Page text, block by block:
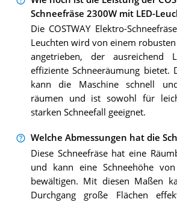
Schneefräse 2300W mit LED-
Die COSTWAY Elektro-
Leuchten wird von einem
angetrieben, der ausreichend
effiziente Schneeräumung bietet.
kann die Maschine schnell
räumen und ist sowohl für
starken Schneefall geeignet.
Welche Abmessungen hat die
Diese Schneefräse hat eine
und kann eine Schneehöhe
bewältigen. Mit diesen Maßen
Durchgang große Flächen